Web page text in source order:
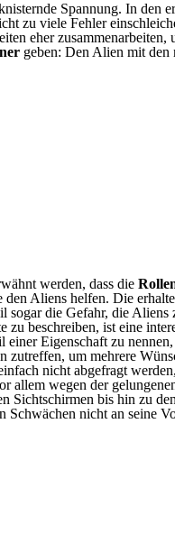
Spannung. In
zu viele Fehler
eher
geben: Den Alien mit den
werden, dass die
Aliens helfen. Die
die Gefahr, die
beschreiben, ist eine
Eigenschaft zu
um mehrere
nicht abgefragt
allem wegen der
Sichtschirmen bis hin zu
Schwächen nicht an seine